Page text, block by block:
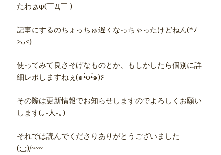
たわぁφ(￣Д￣ )
記事にするのちょっちゅ遅くなっちゃったけどねん(*ﾉ
>ᴗ<)
使ってみて良さそげなものとか、もしかしたら個別に詳
細レポしますねぇ(๑•̀o•́๑)۶
その際は更新情報でお知らせしますのでよろしくお願い
します(｡-人-｡)
それでは読んでくださりありがとうございました
(;_;)/~~~